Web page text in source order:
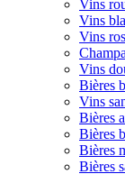
Vins
Vins
Vins
Vins
Bières
Vins
Bières
Bières
Bières
Bières